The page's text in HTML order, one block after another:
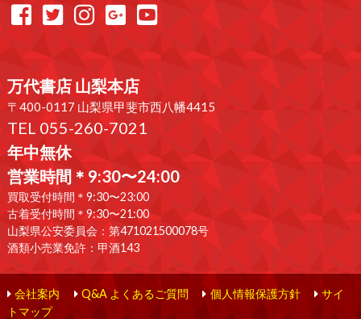
万代書店 山梨本店
〒400-0117 山梨県甲斐市西八幡4415
TEL 055-260-7021
年中無休
営業時間＊9:30〜24:00
買取受付時間＊9:30〜23:00
古着受付時間＊9:30〜21:00
山梨県公安委員会：第471021500078号
酒類小売業免許：甲酒143
会社案内 Q&A よくあるご質問 個人情報保護方針
サイ
トマップ